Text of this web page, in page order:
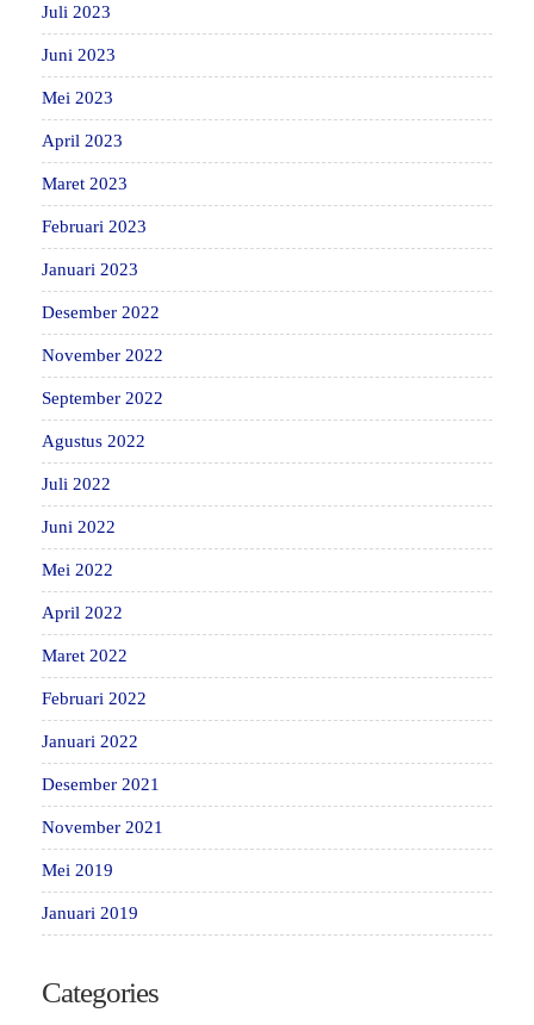
Juli 2023
Juni 2023
Mei 2023
April 2023
Maret 2023
Februari 2023
Januari 2023
Desember 2022
November 2022
September 2022
Agustus 2022
Juli 2022
Juni 2022
Mei 2022
April 2022
Maret 2022
Februari 2022
Januari 2022
Desember 2021
November 2021
Mei 2019
Januari 2019
Categories